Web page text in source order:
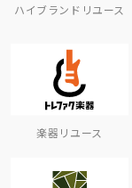
ハイブランドリユース
楽器リユース